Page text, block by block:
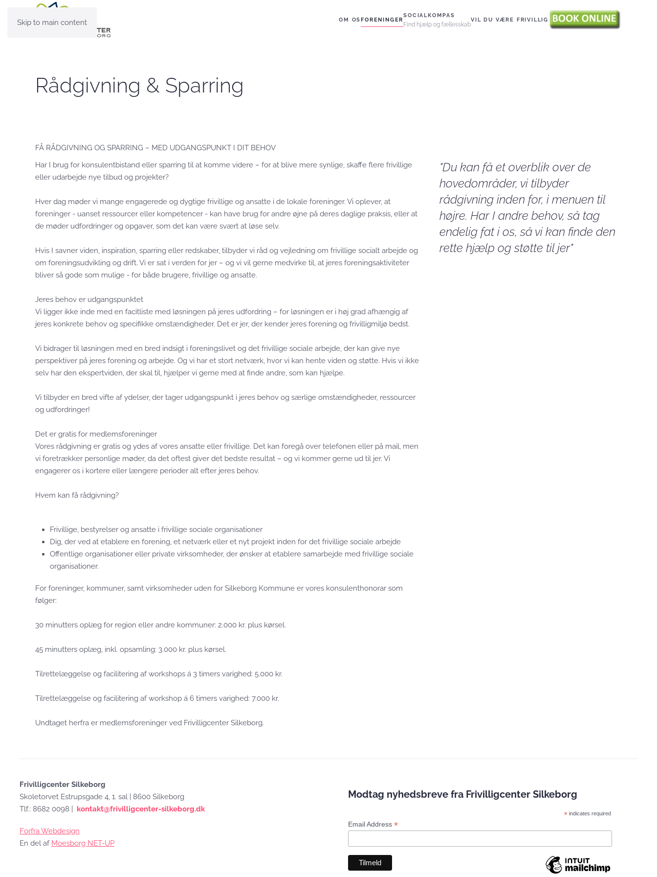
Skip to main content OM OSFORENINGER
SOCIALKOMPAS
Find hjælp og fællesskab
VIL DU VÆRE FRIVILLIG
Rådgivning & Sparring
FÅ RÅDGIVNING OG SPARRING – MED UDGANGSPUNKT I DIT BEHOV
Har I brug for konsulentbistand eller sparring til at komme videre – for at blive mere synlige, skaffe flere frivillige
eller udarbejde nye tilbud og projekter?
Hver dag møder vi mange engagerede og dygtige frivillige og ansatte i de lokale foreninger. Vi oplever, at
foreninger - uanset ressourcer eller kompetencer - kan have brug for andre øjne på deres daglige praksis, eller at
de møder udfordringer og opgaver, som det kan være svært at løse selv.
Hvis I savner viden, inspiration, sparring eller redskaber, tilbyder vi råd og vejledning om frivillige socialt arbejde og
om foreningsudvikling og drift. Vi er sat i verden for jer – og vi vil gerne medvirke til, at jeres foreningsaktiviteter
bliver så gode som mulige - for både brugere, frivillige og ansatte.
Jeres behov er udgangspunktet
Vi ligger ikke inde med en facitliste med løsningen på jeres udfordring – for løsningen er i høj grad afhængig af
jeres konkrete behov og specifikke omstændigheder. Det er jer, der kender jeres forening og frivilligmiljø bedst.
Vi bidrager til løsningen med en bred indsigt i foreningslivet og det frivillige sociale arbejde, der kan give nye
perspektiver på jeres forening og arbejde. Og vi har et stort netværk, hvor vi kan hente viden og støtte. Hvis vi ikke
selv har den ekspertviden, der skal til, hjælper vi gerne med at finde andre, som kan hjælpe.
Vi tilbyder en bred vifte af ydelser, der tager udgangspunkt i jeres behov og særlige omstændigheder, ressourcer
og udfordringer!
Det er gratis for medlemsforeninger
Vores rådgivning er gratis og ydes af vores ansatte eller frivillige. Det kan foregå over telefonen eller på mail, men
vi foretrækker personlige møder, da det oftest giver det bedste resultat – og vi kommer gerne ud til jer. Vi
engagerer os i kortere eller længere perioder alt efter jeres behov.
Hvem kan få rådgivning?
Frivillige, bestyrelser og ansatte i frivillige sociale organisationer
Dig, der ved at etablere en forening, et netværk eller et nyt projekt inden for det frivillige sociale arbejde
Offentlige organisationer eller private virksomheder, der ønsker at etablere samarbejde med frivillige sociale
organisationer.
For foreninger, kommuner, samt virksomheder uden for Silkeborg Kommune er vores konsulenthonorar som
følger:
30 minutters oplæg for region eller andre kommuner: 2.000 kr. plus kørsel.
45 minutters oplæg, inkl. opsamling: 3.000 kr. plus kørsel.
Tilrettelæggelse og facilitering af workshops á 3 timers varighed: 5.000 kr.
Tilrettelæggelse og facilitering af workshop á 6 timers varighed: 7.000 kr.
Undtaget herfra er medlemsforeninger ved Frivilligcenter Silkeborg.
"Du kan få et overblik over de
hovedområder, vi tilbyder
rådgivning inden for, i menuen til
højre. Har I andre behov, så tag
endelig fat i os, så vi kan finde den
rette hjælp og støtte til jer"
Frivilligcenter Silkeborg
Skoletorvet Estrupsgade 4, 1. sal | 8600 Silkeborg
Tlf.: 8682 0098 | kontakt@frivilligcenter-silkeborg.dk
Forfra Webdesign
En del af Moesborg NET-UP
Modtag nyhedsbreve fra Frivilligcenter Silkeborg
*indicates required
Email Address *